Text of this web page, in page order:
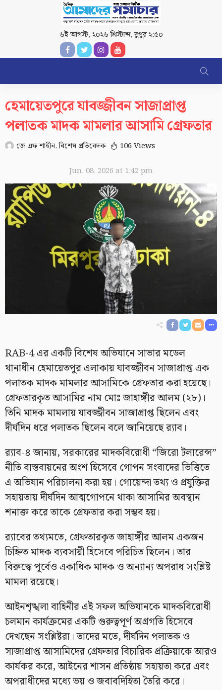
৬ই আগস্ট, ২০২৬ খ্রিস্টাব্দ,দুপুর ২:৫০
হেমায়েতপুরে যাবজ্জীবন সাজাপ্রাপ্ত
পলাতক মাদক মামলার আসামি গ্রেফতার
জে এফ শাহীন, বিশেষ প্রতিবেদক 106 Views
Jun. 08, 2026 at 1:42 pm
RAB-4 এর একটি বিশেষ অভিযানে সাভার মডেল
থানাধীন হেমায়েতপুর এলাকায় যাবজ্জীবন সাজাপ্রাপ্ত এক
পলাতক মাদক মামলার আসামিকে গ্রেফতার করা হয়েছে।
গ্রেফতারকৃত আসামির নাম মোঃ জাহাঙ্গীর আলম (২৮)।
তিনি মাদক মামলায় যাবজ্জীবন সাজাপ্রাপ্ত ছিলেন এবং
দীর্ঘদিন ধরে পলাতক ছিলেন বলে জানিয়েছে র‍্যাব।
র‍্যাব-৪ জানায়, সরকারের মাদকবিরোধী “জিরো টলারেন্স”
নীতি বাস্তবায়নের অংশ হিসেবে গোপন সংবাদের ভিত্তিতে
এ অভিযান পরিচালনা করা হয়। গোয়েন্দা তথ্য ও প্রযুক্তির
সহায়তায় দীর্ঘদিন আত্মগোপনে থাকা আসামির অবস্থান
শনাক্ত করে তাকে গ্রেফতার করা সম্ভব হয়।
র‍্যাবের তথ্যমতে, গ্রেফতারকৃত জাহাঙ্গীর আলম একজন
চিহ্নিত মাদক ব্যবসায়ী হিসেবে পরিচিত ছিলেন। তার
বিরুদ্ধে পূর্বেও একাধিক মাদক ও অন্যান্য অপরাধ সংশ্লিষ্ট
মামলা রয়েছে।
আইনশৃঙ্খলা বাহিনীর এই সফল অভিযানকে মাদকবিরোধী
চলমান কার্যক্রমের একটি গুরুত্বপূর্ণ অগ্রগতি হিসেবে
দেখছেন সংশ্লিষ্টরা। তাদের মতে, দীর্ঘদিন পলাতক ও
সাজাপ্রাপ্ত আসামিদের গ্রেফতার বিচারিক প্রক্রিয়াকে আরও
কার্যকর করে, আইনের শাসন প্রতিষ্ঠায় সহায়তা করে এবং
অপরাধীদের মধ্যে ভয় ও জবাবদিহিতা তৈরি করে।